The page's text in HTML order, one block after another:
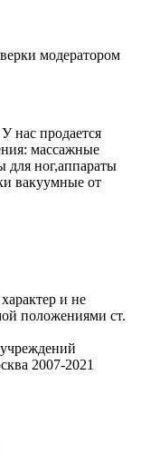
модератором
нас продается
массажные
ног,аппараты
вакуумные от
и не
положениями ст.
2007-2021